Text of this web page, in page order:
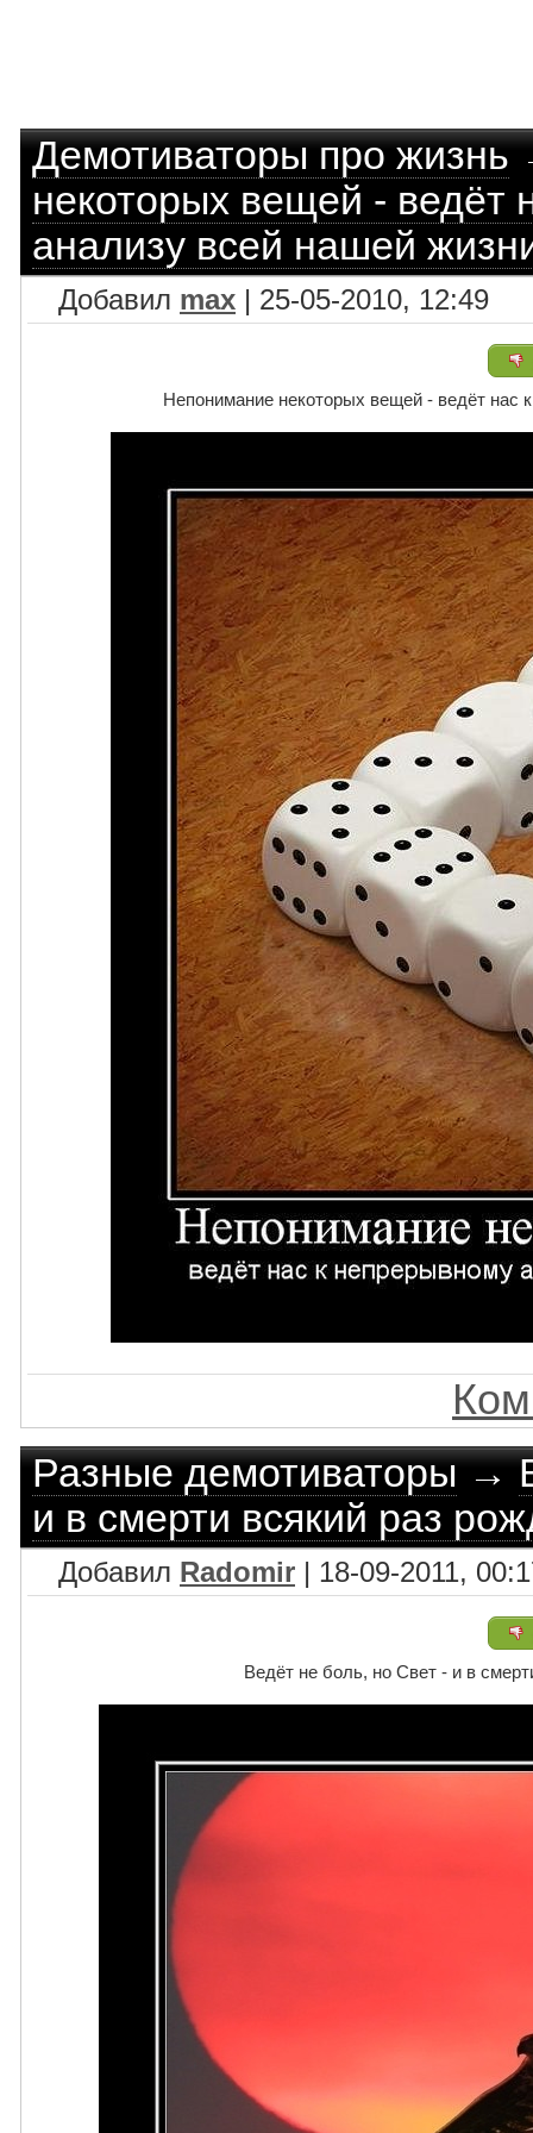
Демотиваторы про жизнь
некоторых вещей - ведёт
анализу всей нашей
Добавил max | 25-05-2010, 12:49
Непонимание некоторых вещей - ведёт нас
Разные демотиваторы→
и в смерти всякий раз
Добавил Radomir | 18-09-2011,
Ведёт не боль, но Свет - и в